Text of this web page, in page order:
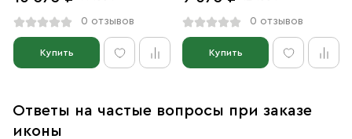
0 отзывов
Купить
0 отзывов
Купить
Ответы на частые вопросы при заказе
иконы